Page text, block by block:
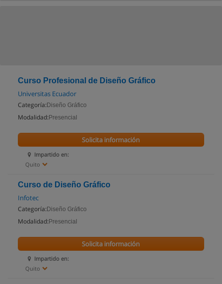
Curso Profesional de Diseño Gráfico
Universitas Ecuador
Categoría: Diseño Gráfico
Modalidad: Presencial
Impartido en:
Quito
Solicita información
Curso de Diseño Gráfico
Infotec
Categoría: Diseño Gráfico
Modalidad: Presencial
Impartido en:
Quito
Solicita información